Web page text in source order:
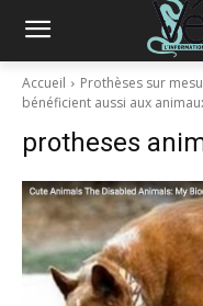
Accueil
Prothèses sur
bénéficient aussi aux
protheses